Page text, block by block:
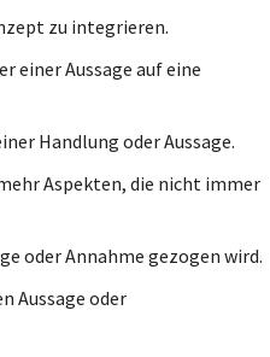
zu integrieren.
einer Aussage auf eine
Handlung oder Aussage.
Aspekten, die nicht immer
oder Annahme gezogen wird.
Aussage oder